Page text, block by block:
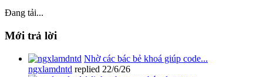
Đang tải...
Mới trả lời
Nhờ các bác bẻ khoá giúp code...
ngxlamdntd replied 22/6/26